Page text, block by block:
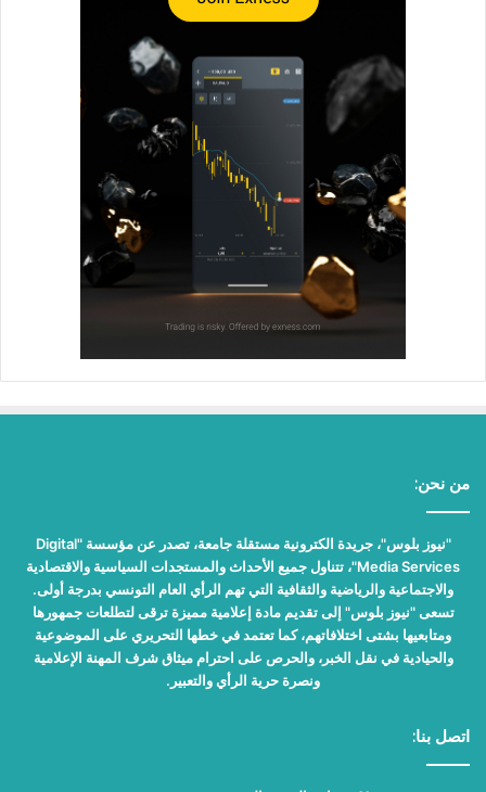
من نحن:
"نيوز بلوس"، جريدة الكترونية مستقلة جامعة، تصدر عن مؤسسة "Digital
Media Services"، تتناول جميع الأحداث والمستجدات السياسية والاقتصادية
والاجتماعية والرياضية والثقافية التي تهم الرأي العام التونسي بدرجة أولى.
تسعى "نيوز بلوس" إلى تقديم مادة إعلامية مميزة ترقى لتطلعات جمهورها
ومتابعيها بشتى اختلافاتهم، كما تعتمد في خطها التحريري على الموضوعية
والحيادية في نقل الخبر، والحرص على احترام ميثاق شرف المهنة الإعلامية
ونصرة حرية الرأي والتعبير.
اتصل بنا: